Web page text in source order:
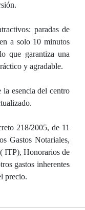
paradas de
a solo 10 minutos
que garantiza una
y agradable.
esencia del centro
218/2005, de 11
Gastos Notariales,
ITP), Honorarios de
gastos inherentes
precio.